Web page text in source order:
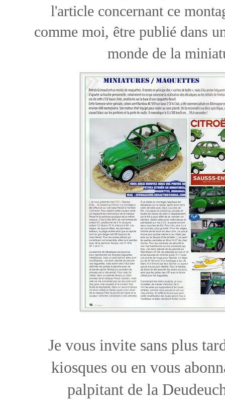
l'article concernant ce
comme moi, être publié dans
monde de la
Je vous invite sans plus
kiosques ou en vous
palpitant de la